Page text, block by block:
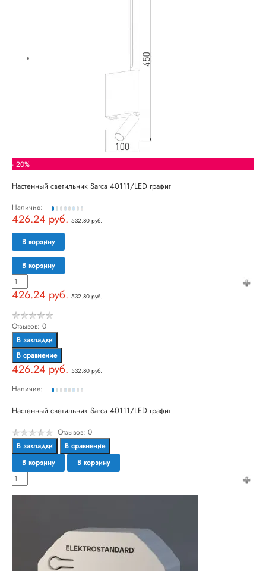
- 20%
Настенный светильник Sarca 40111/LED графит
Наличие:
426.24 руб. 532.80 руб.
В корзину
В корзину
426.24 руб. 532.80 руб.
Отзывов: 0
В закладки
В сравнение
426.24 руб. 532.80 руб.
Наличие:
Настенный светильник Sarca 40111/LED графит
Отзывов: 0
В закладки
В сравнение
В корзину
В корзину